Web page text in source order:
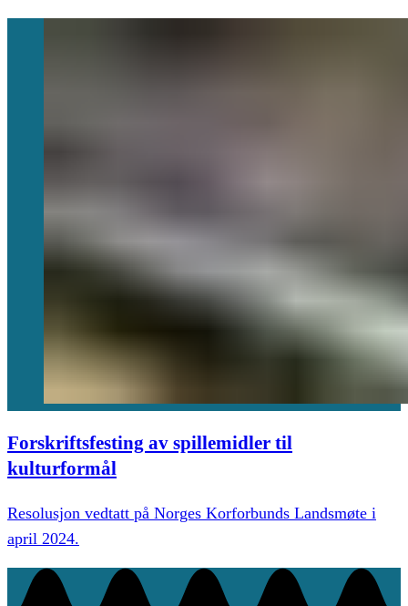
Forskriftsfesting av spillemidler til
kulturformål
Resolusjon vedtatt på Norges Korforbunds Landsmøte i
april 2024.